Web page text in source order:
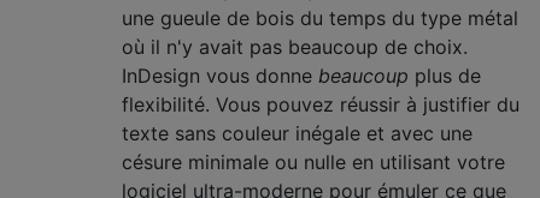
une gueule de bois du temps du type métal
où il n'y avait pas beaucoup de choix.
InDesign vous donne beaucoup plus de
flexibilité. Vous pouvez réussir à justifier du
texte sans couleur inégale et avec une
césure minimale ou nulle en utilisant votre
logiciel ultra-moderne pour émuler ce que